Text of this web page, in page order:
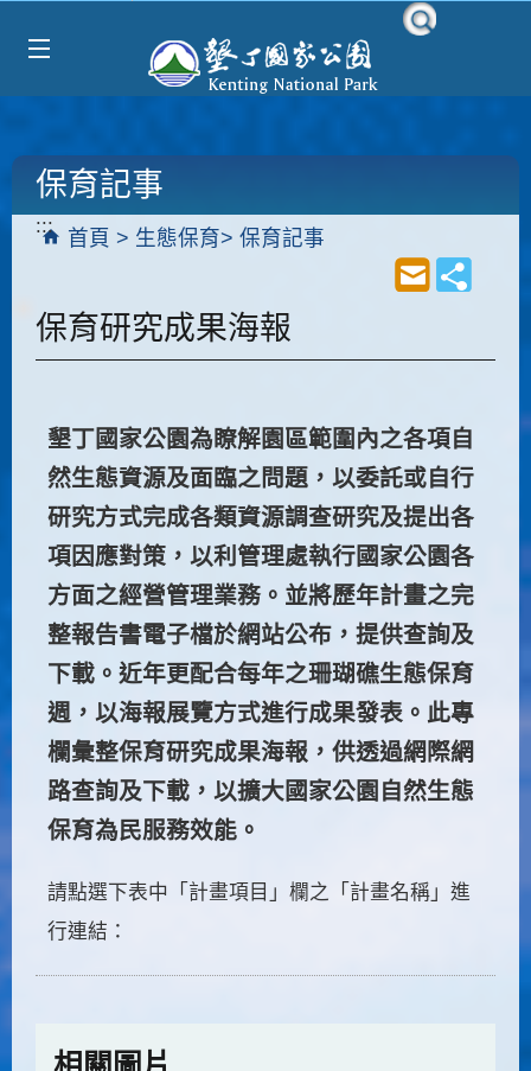
:::
首頁 生態保育 保育記事
保育記事
保育研究成果海報
墾丁國家公園為瞭解園區範圍內之各項自
然生態資源及面臨之問題，以委託或自行
研究方式完成各類資源調查研究及提出各
項因應對策，以利管理處執行國家公園各
方面之經營管理業務。並將歷年計畫之完
整報告書電子檔於網站公布，提供查詢及
下載。近年更配合每年之珊瑚礁生態保育
週，以海報展覽方式進行成果發表。此專
欄彙整保育研究成果海報，供透過網際網
路查詢及下載，以擴大國家公園自然生態
保育為民服務效能。
請點選下表中「計畫項目」欄之「計畫名稱」進
行連結：